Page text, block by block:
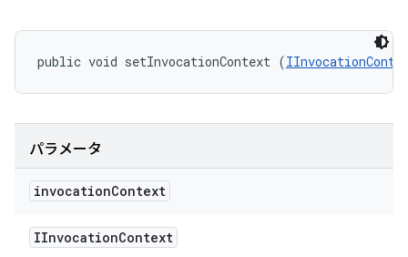
public void setInvocationContext (
パラメータ
invocationContext
IInvocationContext